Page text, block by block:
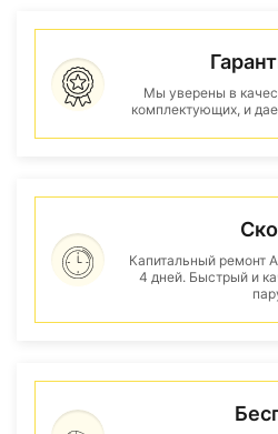
Мы уверены в
комплектующих, и
Капитальный ремонт
4 дней. Быстрый и